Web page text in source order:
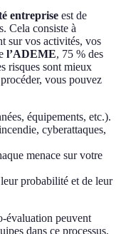
entreprise est de
Cela consiste à
sur vos activités, vos
l’ADEME, 75 % des
risques sont mieux
vous pouvez
équipements, etc.).
cyberattaques,
menace sur votre
probabilité et de leur
évaluation peuvent
dans ce processus.